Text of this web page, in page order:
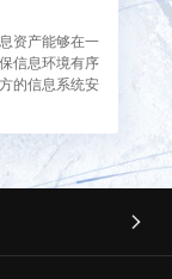
资产能够在一
信息环境有序
的信息系统安
